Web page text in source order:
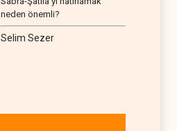
neden önemli?
Selim Sezer